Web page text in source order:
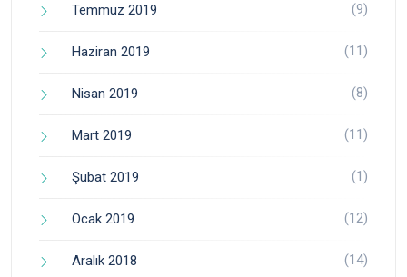
Temmuz 2019 (9)
Haziran 2019 (11)
Nisan 2019 (8)
Mart 2019 (11)
Şubat 2019 (1)
Ocak 2019 (12)
Aralık 2018 (14)